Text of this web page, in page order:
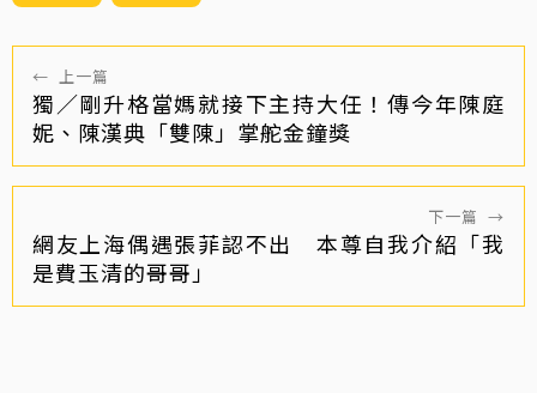
← 上一篇
獨／剛升格當媽就接下主持大任！傳今年陳庭
妮、陳漢典「雙陳」掌舵金鐘獎
下一篇 →
網友上海偶遇張菲認不出 本尊自我介紹「我
是費玉清的哥哥」